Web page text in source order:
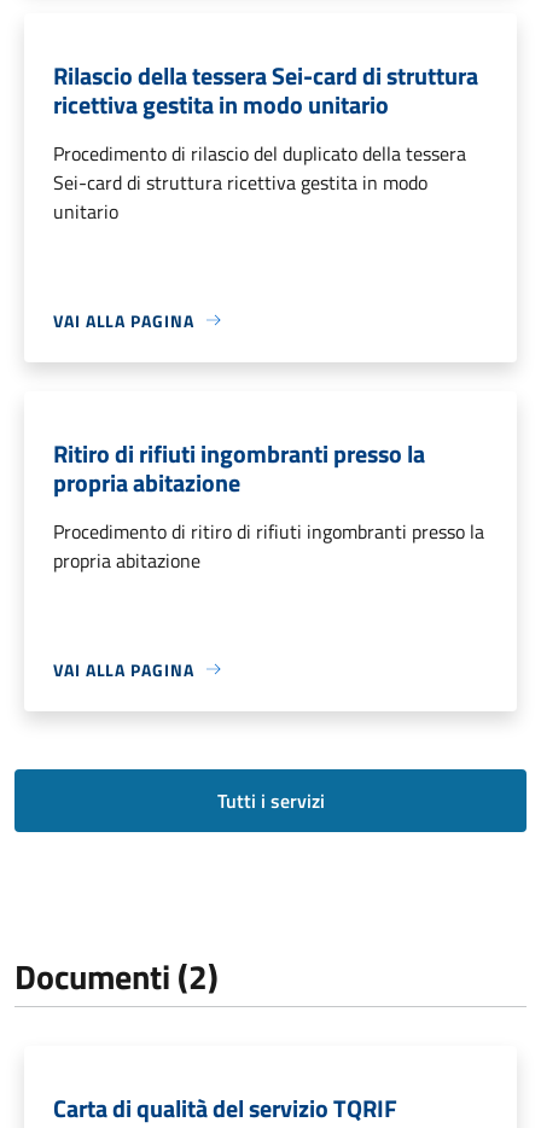
Rilascio della tessera Sei-card di struttura
ricettiva gestita in modo unitario
Procedimento di rilascio del duplicato della tessera
Sei-card di struttura ricettiva gestita in modo
unitario
VAI ALLA PAGINA
Ritiro di rifiuti ingombranti presso la
propria abitazione
Procedimento di ritiro di rifiuti ingombranti presso la
propria abitazione
VAI ALLA PAGINA
Tutti i servizi
Documenti (2)
Carta di qualità del servizio TQRIF